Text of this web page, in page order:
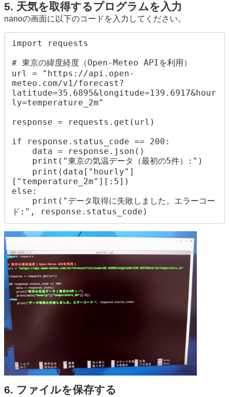
5. 天気を取得するプログラムを入力
nanoの画面に以下のコードを入力してください。
import requests
# 東京の緯度経度（Open-Meteo APIを利用）
url = "https://api.open-
meteo.com/v1/forecast?
latitude=35.6895&longitude=139.6917&hour
ly=temperature_2m"
response = requests.get(url)
if response.status_code == 200:
["temperature_2m"][:5])
else:
6. ファイルを保存する